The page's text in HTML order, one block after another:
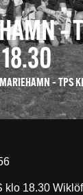
–
18.30
– TPS
klo 18.30